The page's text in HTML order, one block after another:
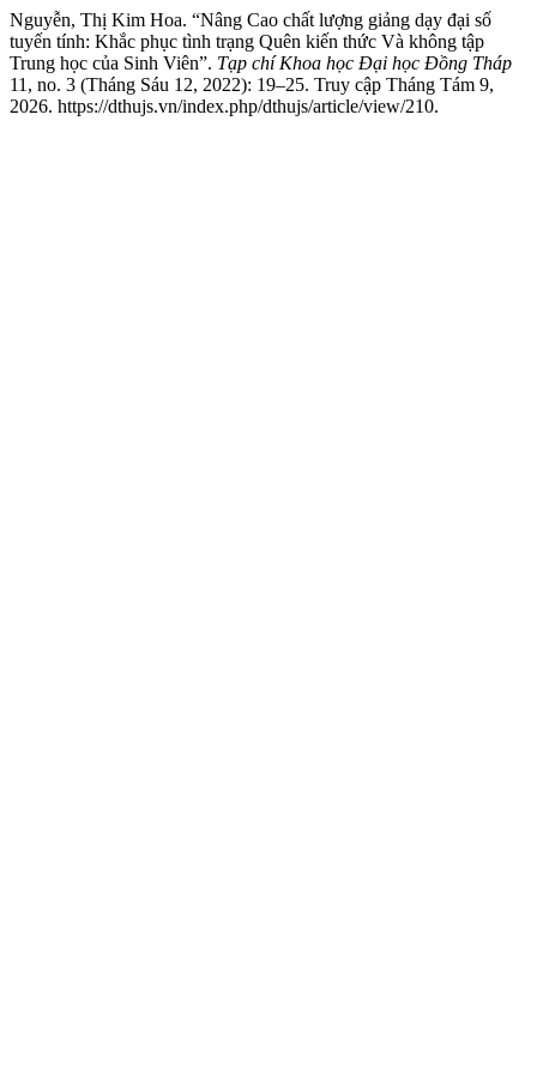
Nguyễn, Thị Kim Hoa. “Nâng Cao chất lượng giảng dạy đại số
tuyến tính: Khắc phục tình trạng Quên kiến thức Và không tập
Trung học của Sinh Viên”. Tạp chí Khoa học Đại học Đồng Tháp
11, no. 3 (Tháng Sáu 12, 2022): 19–25. Truy cập Tháng Tám 9,
2026. https://dthujs.vn/index.php/dthujs/article/view/210.